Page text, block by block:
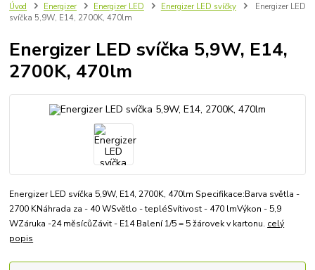
Úvod Energizer Energizer LED Energizer LED svíčky
Energizer LED
svíčka 5,9W, E14, 2700K, 470lm
Energizer LED svíčka 5,9W, E14,
2700K, 470lm
Energizer LED svíčka 5,9W, E14, 2700K, 470lm Specifikace:Barva světla -
2700 KNáhrada za - 40 WSvětlo - tepléSvítivost - 470 lmVýkon - 5,9
WZáruka -24 měsícůZávit - E14 Balení 1/5 = 5 žárovek v kartonu. celý
popis